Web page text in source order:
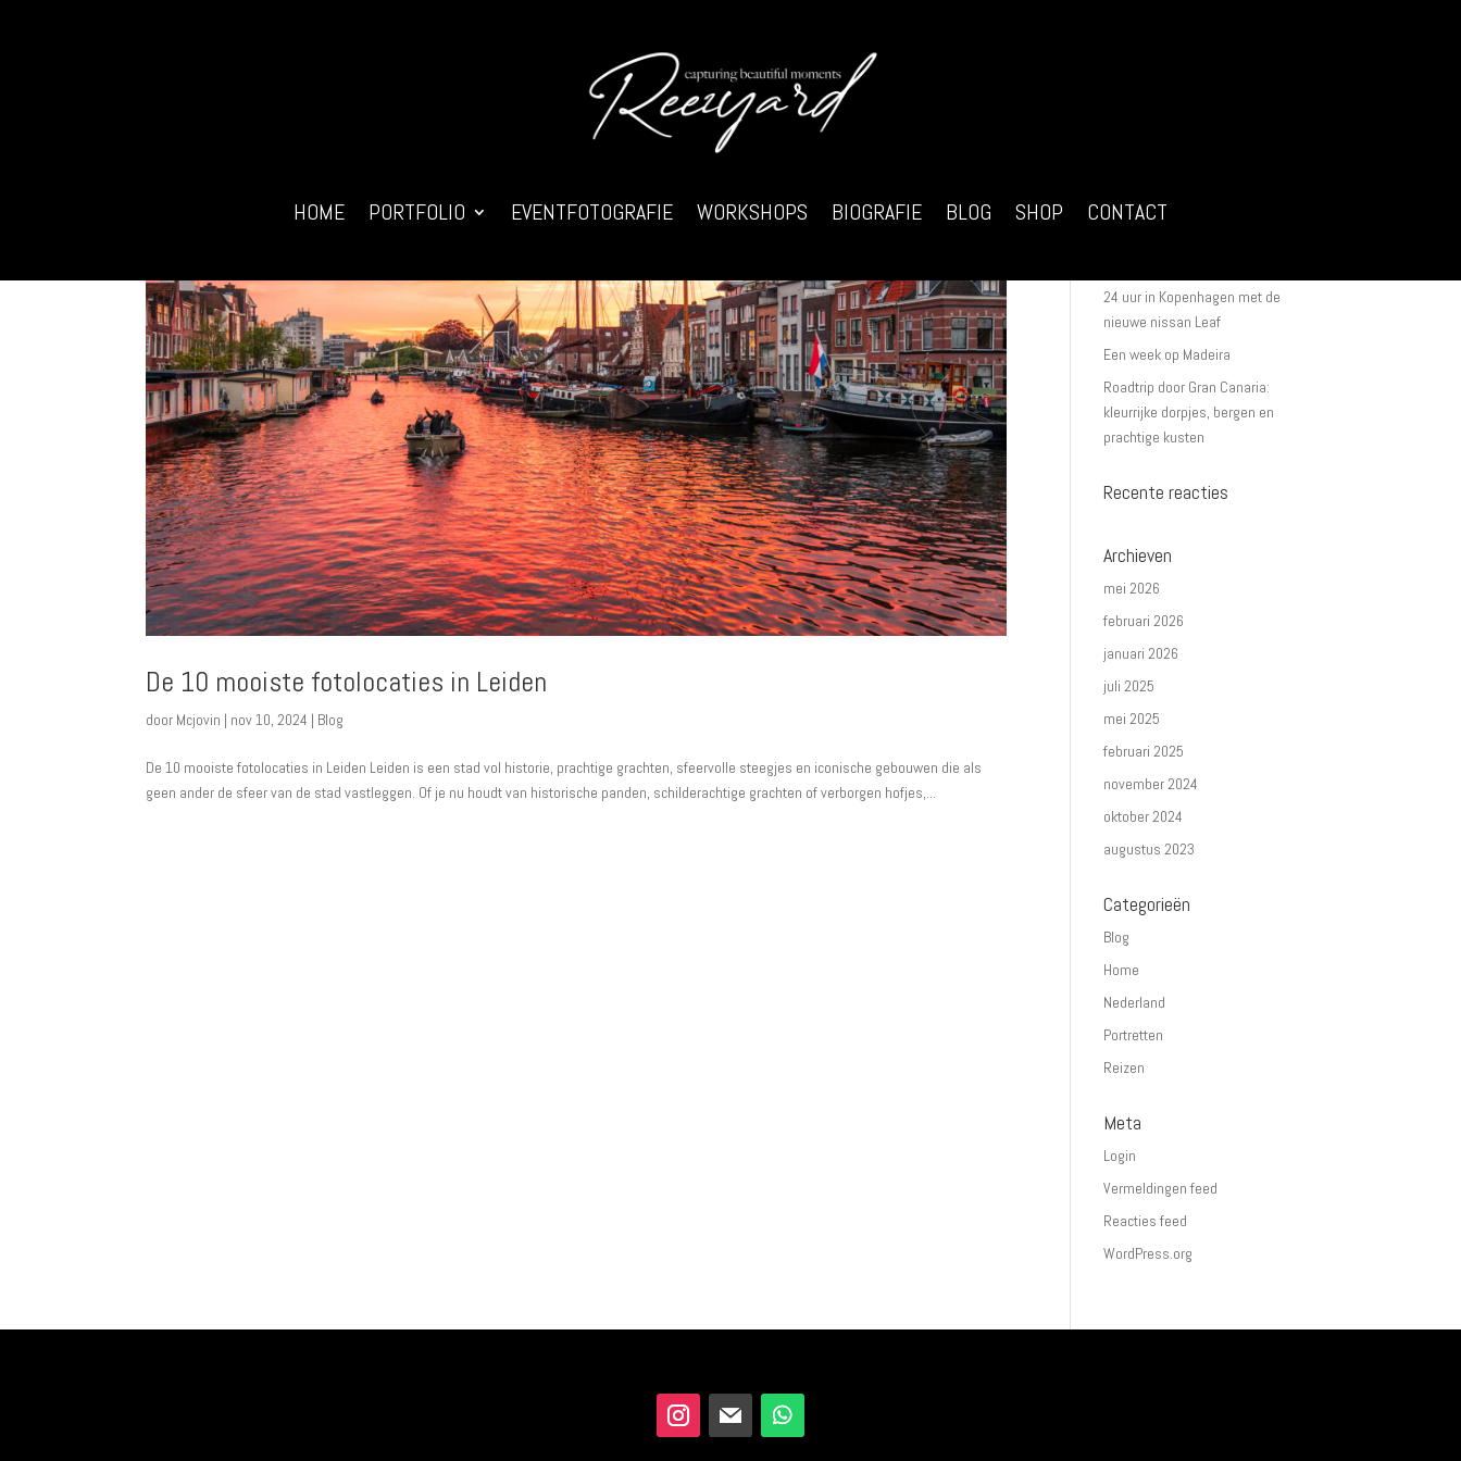
HOME PORTFOLIO EVENTFOTOGRAFIE WORKSHOPS BIOGRAFIE BLOG SHOP CONTACT
De 10 mooiste fotolocaties in Leiden
door Mcjovin | nov 10, 2024 | Blog
De 10 mooiste fotolocaties in Leiden Leiden is een stad vol historie, prachtige grachten, sfeervolle steegjes en iconische gebouwen die als
geen ander de sfeer van de stad vastleggen. Of je nu houdt van historische panden, schilderachtige grachten of verborgen hofjes,...
workshops in Nederland
24 uur in Kopenhagen met de
nieuwe nissan Leaf
Een week op Madeira
Roadtrip door Gran Canaria:
kleurrijke dorpjes, bergen en
prachtige kusten
Recente reacties
Archieven
mei 2026
februari 2026
januari 2026
juli 2025
mei 2025
februari 2025
november 2024
oktober 2024
augustus 2023
Categorieën
Blog
Home
Nederland
Portretten
Reizen
Meta
Login
Vermeldingen feed
Reacties feed
WordPress.org